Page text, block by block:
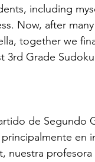
including
Now, after
together we
3rd Grade
de Segundo
en
profesora